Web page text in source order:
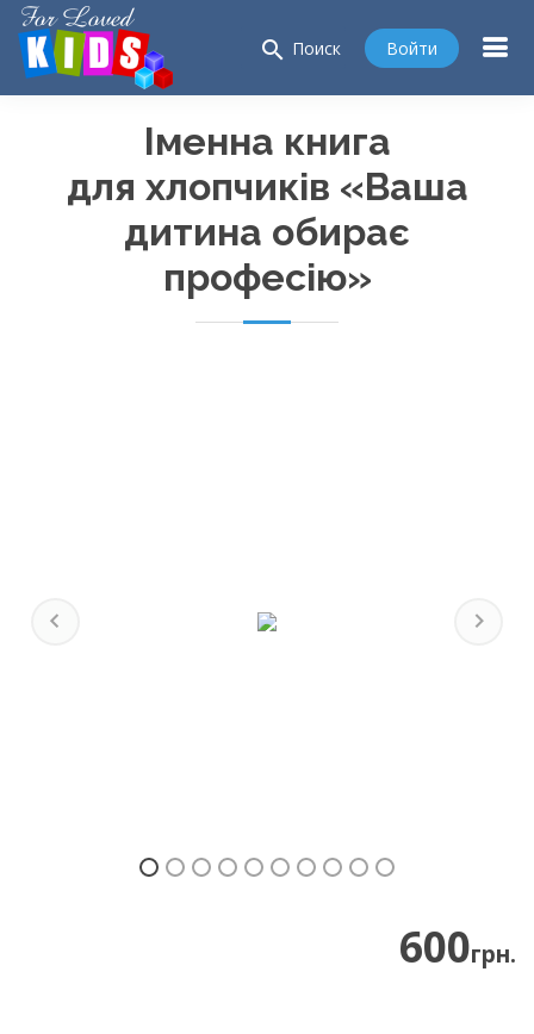
search Поиск Войти
Іменна книга
для хлопчиків «Ваша
дитина обирає
професію»
Previous Next
600грн.